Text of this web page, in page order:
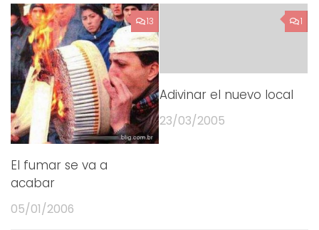
13
El fumar se va a
acabar
05/01/2006
1
Adivinar el nuevo local
23/03/2005